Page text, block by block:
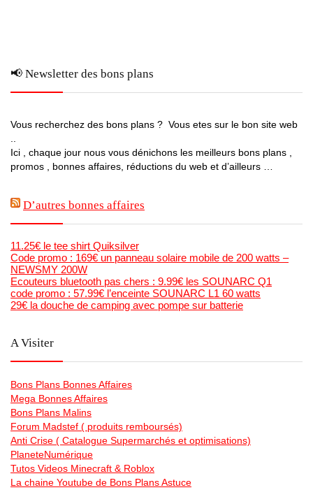
📢 Newsletter des bons plans
Vous recherchez des bons plans ? Vous etes sur le bon site web
Ici , chaque jour nous vous dénichons les meilleurs bons plans ,
promos , bonnes affaires, réductions du web et d’ailleurs …
D’autres bonnes affaires
11.25€ le tee shirt Quiksilver
Code promo : 169€ un panneau solaire mobile de 200 watts –
NEWSMY 200W
Ecouteurs bluetooth pas chers : 9.99€ les SOUNARC Q1
code promo : 57.99€ l’enceinte SOUNARC L1 60 watts
29€ la douche de camping avec pompe sur batterie
A Visiter
Bons Plans Bonnes Affaires
Mega Bonnes Affaires
Bons Plans Malins
Forum Madstef ( produits remboursés)
Anti Crise ( Catalogue Supermarchés et optimisations)
PlaneteNumérique
Tutos Videos Minecraft & Roblox
La chaine Youtube de Bons Plans Astuce